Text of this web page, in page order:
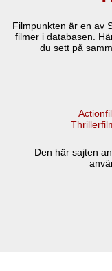
Filmpunkten är en av
filmer i databasen.
du sett på
Den här sajten